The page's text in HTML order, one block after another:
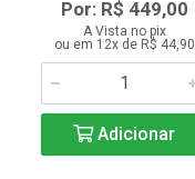
Por: R$ 449,00
A Vista no pix
ou em 12x de R$ 44,90
Adicionar